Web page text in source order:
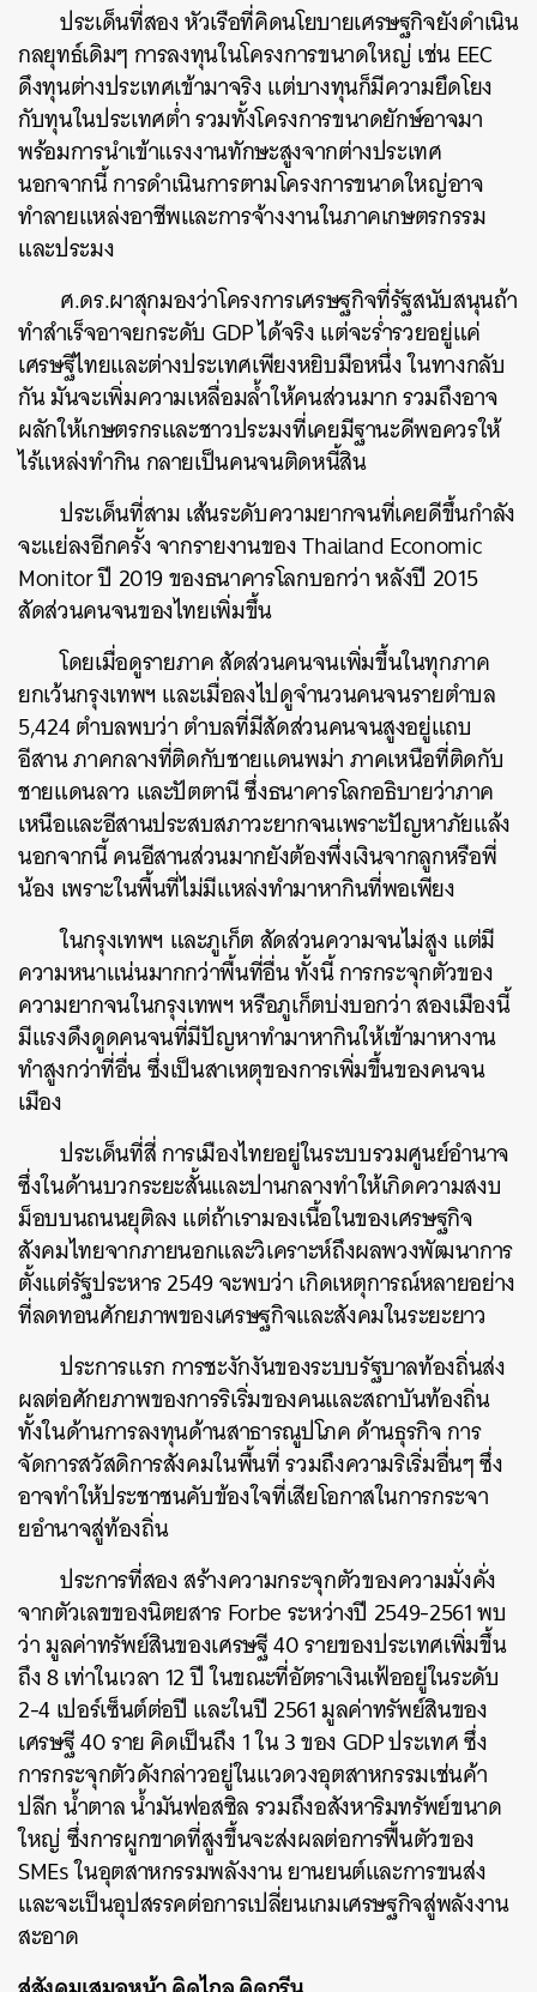
ประเด็นที่สอง หัวเรือที่คิดนโยบายเศรษฐกิจยังดำเนิน
กลยุทธ์เดิมๆ การลงทุนในโครงการขนาดใหญ่ เช่น EEC
ดึงทุนต่างประเทศเข้ามาจริง แต่บางทุนก็มีความยึดโยง
กับทุนในประเทศต่ำ รวมทั้งโครงการขนาดยักษ์อาจมา
พร้อมการนำเข้าแรงงานทักษะสูงจากต่างประเทศ
นอกจากนี้ การดำเนินการตามโครงการขนาดใหญ่อาจ
ทำลายแหล่งอาชีพและการจ้างงานในภาคเกษตรกรรม
และประมง
ศ.ดร.ผาสุกมองว่าโครงการเศรษฐกิจที่รัฐสนับสนุนถ้า
ทำสำเร็จอาจยกระดับ GDP ได้จริง แต่จะร่ำรวยอยู่แค่
เศรษฐีไทยและต่างประเทศเพียงหยิบมือหนึ่ง ในทางกลับ
กัน มันจะเพิ่มความเหลื่อมล้ำให้คนส่วนมาก รวมถึงอาจ
ผลักให้เกษตรกรและชาวประมงที่เคยมีฐานะดีพอควรให้
ไร้แหล่งทำกิน กลายเป็นคนจนติดหนี้สิน
ประเด็นที่สาม เส้นระดับความยากจนที่เคยดีขึ้นกำลัง
จะแย่ลงอีกครั้ง จากรายงานของ Thailand Economic
Monitor ปี 2019 ของธนาคารโลกบอกว่า หลังปี 2015
สัดส่วนคนจนของไทยเพิ่มขึ้น
โดยเมื่อดูรายภาค สัดส่วนคนจนเพิ่มขึ้นในทุกภาค
ยกเว้นกรุงเทพฯ และเมื่อลงไปดูจำนวนคนจนรายตำบล
5,424 ตำบลพบว่า ตำบลที่มีสัดส่วนคนจนสูงอยู่แถบ
อีสาน ภาคกลางที่ติดกับชายแดนพม่า ภาคเหนือที่ติดกับ
ชายแดนลาว และปัตตานี ซึ่งธนาคารโลกอธิบายว่าภาค
เหนือและอีสานประสบสภาวะยากจนเพราะปัญหาภัยแล้ง
นอกจากนี้ คนอีสานส่วนมากยังต้องพึ่งเงินจากลูกหรือพี่
น้อง เพราะในพื้นที่ไม่มีแหล่งทำมาหากินที่พอเพียง
ในกรุงเทพฯ และภูเก็ต สัดส่วนความจนไม่สูง แต่มี
ความหนาแน่นมากกว่าพื้นที่อื่น ทั้งนี้ การกระจุกตัวของ
ความยากจนในกรุงเทพฯ หรือภูเก็ตบ่งบอกว่า สองเมืองนี้
มีแรงดึงดูดคนจนที่มีปัญหาทำมาหากินให้เข้ามาหางาน
ทำสูงกว่าที่อื่น ซึ่งเป็นสาเหตุของการเพิ่มขึ้นของคนจน
เมือง
ประเด็นที่สี่ การเมืองไทยอยู่ในระบบรวมศูนย์อำนาจ
ซึ่งในด้านบวกระยะสั้นและปานกลางทำให้เกิดความสงบ
ม็อบบนถนนยุติลง แต่ถ้าเรามองเนื้อในของเศรษฐกิจ
สังคมไทยจากภายนอกและวิเคราะห์ถึงผลพวงพัฒนาการ
ตั้งแต่รัฐประหาร 2549 จะพบว่า เกิดเหตุการณ์หลายอย่าง
ที่ลดทอนศักยภาพของเศรษฐกิจและสังคมในระยะยาว
ประการแรก การชะงักงันของระบบรัฐบาลท้องถิ่นส่ง
ผลต่อศักยภาพของการริเริ่มของคนและสถาบันท้องถิ่น
ทั้งในด้านการลงทุนด้านสาธารณูปโภค ด้านธุรกิจ การ
จัดการสวัสดิการสังคมในพื้นที่ รวมถึงความริเริ่มอื่นๆ ซึ่ง
อาจทำให้ประชาชนคับข้องใจที่เสียโอกาสในการกระจา
ยอำนาจสู่ท้องถิ่น
ประการที่สอง สร้างความกระจุกตัวของความมั่งคั่ง
จากตัวเลขของนิตยสาร Forbe ระหว่างปี 2549-2561 พบ
ว่า มูลค่าทรัพย์สินของเศรษฐี 40 รายของประเทศเพิ่มขึ้น
ถึง 8 เท่าในเวลา 12 ปี ในขณะที่อัตราเงินเฟ้ออยู่ในระดับ
2-4 เปอร์เซ็นต์ต่อปี และในปี 2561 มูลค่าทรัพย์สินของ
เศรษฐี 40 ราย คิดเป็นถึง 1 ใน 3 ของ GDP ประเทศ ซึ่ง
การกระจุกตัวดังกล่าวอยู่ในแวดวงอุตสาหกรรมเช่นค้า
ปลีก น้ำตาล น้ำมันฟอสซิล รวมถึงอสังหาริมทรัพย์ขนาด
ใหญ่ ซึ่งการผูกขาดที่สูงขึ้นจะส่งผลต่อการฟื้นตัวของ
SMEs ในอุตสาหกรรมพลังงาน ยานยนต์และการขนส่ง
และจะเป็นอุปสรรคต่อการเปลี่ยนเกมเศรษฐกิจสู่พลังงาน
สะอาด
ค้นหา
SHARE TWEET LINE EMAIL